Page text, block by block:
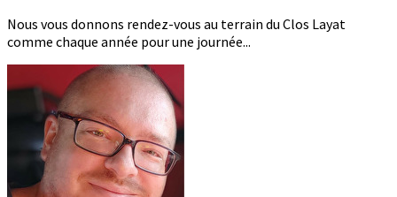
Nous vous donnons rendez-vous au terrain du Clos Layat
comme chaque année pour une journée...